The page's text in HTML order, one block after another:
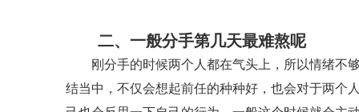
二、一般分手第几天最难熬呢
刚分手的时候两个人都在气头上，所以情绪不够
结当中，不仅会想起前任的种种好，也会对于两个